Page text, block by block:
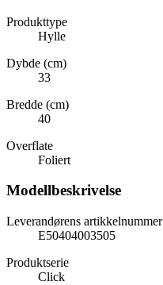
Produkttype
Hylle
Dybde (cm)
33
Bredde (cm)
40
Overflate
Foliert
Modellbeskrivelse
Leverandørens artikkelnummer
E50404003505
Produktserie
Click